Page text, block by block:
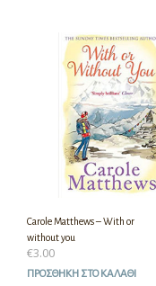
Carole Matthews – With or
without you
€3.00
ΠΡΟΣΘΉΚΗ ΣΤΟ ΚΑΛΆΘΙ